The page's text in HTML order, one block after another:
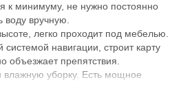
к минимуму, не нужно постоянно
воду вручную.
легко проходит под мебелью.
навигации, строит карту
объезжает препятствия.
влажную уборку. Есть мощное